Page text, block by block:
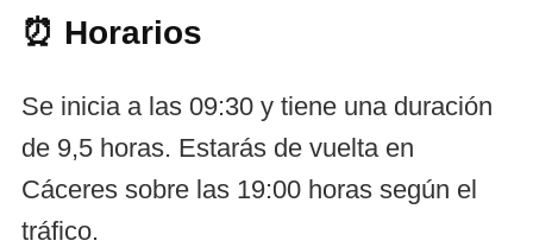
⏰ Horarios
Se inicia a las 09:30 y tiene una duración
de 9,5 horas. Estarás de vuelta en
Cáceres sobre las 19:00 horas según el
tráfico.